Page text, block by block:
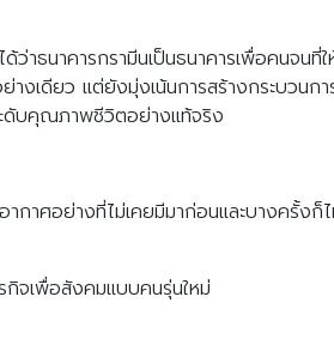
ว่าธนาคารกรามีนเป็นธนาคารเพื่อคนจ
างเดียว แต่ยังมุ่งเน้นการสร้างกระบวน
ดับคุณภาพชีวิตอย่างแท้จริง
าศอย่างที่ไม่เคยมีมาก่อนและบางครั้งก็
จเพื่อสังคมแบบคนรุ่นใหม่